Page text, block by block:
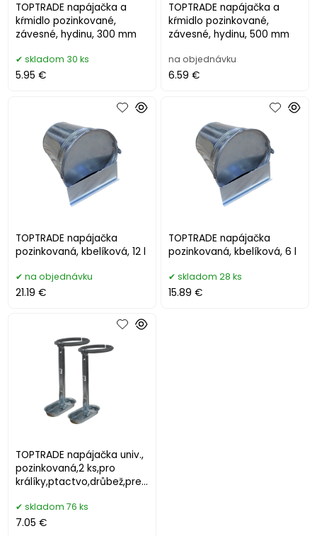
TOPTRADE napájačka a
kŕmidlo pozinkované,
závesné, hydinu, 300 mm
skladom 30 ks
5.95 €
TOPTRADE napájačka a
kŕmidlo pozinkované,
závesné, hydinu, 500 mm
na objednávku
6.59 €
TOPTRADE napájačka
pozinkovaná, kbelíková, 12 l
na objednávku
21.19 €
TOPTRADE napájačka
pozinkovaná, kbelíková, 6 l
skladom 28 ks
15.89 €
TOPTRADE napájačka univ.,
pozinkovaná,2 ks,pro
králíky,ptactvo,drůbež,pre
skladom 76 ks
7.05 €